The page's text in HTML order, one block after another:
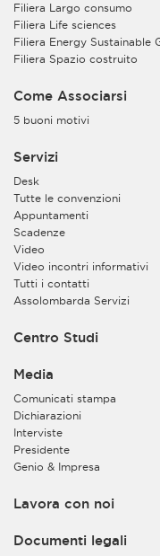
Filiera Largo consumo
Filiera Life sciences
Filiera Energy Sustainable
Filiera Spazio costruito
Come Associarsi
5 buoni motivi
Servizi
Desk
Tutte le convenzioni
Appuntamenti
Scadenze
Video
Video incontri informativi
Tutti i contatti
Assolombarda Servizi
Centro Studi
Media
Comunicati stampa
Dichiarazioni
Interviste
Presidente
Genio & Impresa
Lavora con noi
Documenti legali